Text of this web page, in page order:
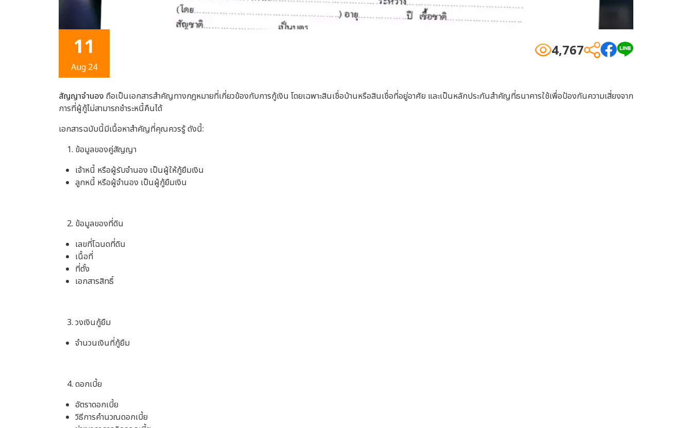
11
Aug 24
4,767
สัญญาจำนอง ถือเป็นเอกสารสำคัญทางกฎหมายที่เกี่ยวข้องกับการกู้เงิน โดยเฉพาะสินเชื่อบ้านหรือสินเชื่อที่อยู่อาศัย และเป็นหลักประกันสำคัญที่ธนาคารใช้เพื่อป้องกันความเสี่ยงจาก
การที่ผู้กู้ไม่สามารถชำระหนี้คืนได้
เอกสารฉบับนี้มีเนื้อหาสำคัญที่คุณควรรู้ ดังนี้:
ข้อมูลของคู่สัญญา
เจ้าหนี้ หรือผู้รับจำนอง เป็นผู้ให้กู้ยืมเงิน
ลูกหนี้ หรือผู้จำนอง เป็นผู้กู้ยืมเงิน
ข้อมูลของที่ดิน
เลขที่โฉนดที่ดิน
เนื้อที่
ที่ตั้ง
เอกสารสิทธิ์
วงเงินกู้ยืม
จำนวนเงินที่กู้ยืม
ดอกเบี้ย
อัตราดอกเบี้ย
วิธีการคำนวณดอกเบี้ย